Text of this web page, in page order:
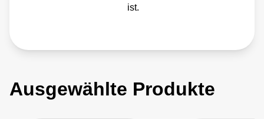
ist.
Ausgewählte Produkte